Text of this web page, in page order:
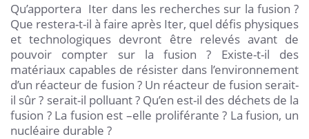
Qu’apportera Iter dans les recherches sur la fusion ?
Que restera-t-il à faire après Iter, quel défis physiques
et technologiques devront être relevés avant de
pouvoir compter sur la fusion ? Existe-t-il des
matériaux capables de résister dans l’environnement
d’un réacteur de fusion ? Un réacteur de fusion serait-
il sûr ? serait-il polluant ? Qu’en est-il des déchets de la
fusion ? La fusion est –elle proliférante ? La fusion, un
nucléaire durable ?